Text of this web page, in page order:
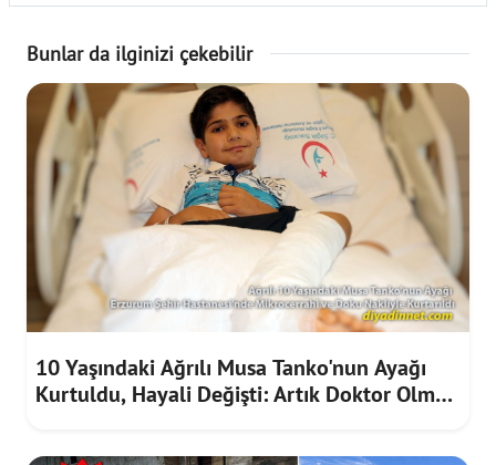
Bunlar da ilginizi çekebilir
10 Yaşındaki Ağrılı Musa Tanko'nun Ayağı
Kurtuldu, Hayali Değişti: Artık Doktor Olmak